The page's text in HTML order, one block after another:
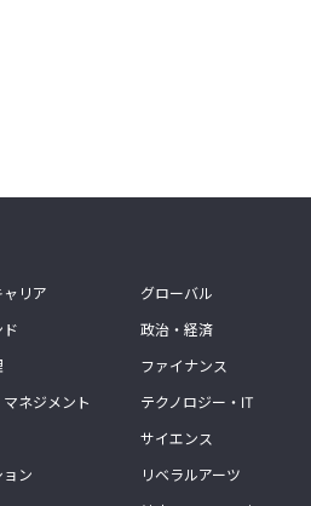
リア
ネジメント
ン
グローバル
政治・経済
ファイナンス
テクノロジー・IT
サイエンス
リベラルアーツ